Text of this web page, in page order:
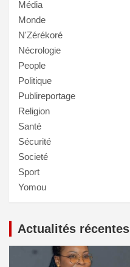
Média
Monde
N'Zérékoré
Nécrologie
People
Politique
Publireportage
Religion
Santé
Sécurité
Societé
Sport
Yomou
Actualités récentes